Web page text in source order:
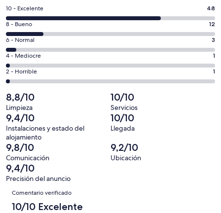
en
una
ventana
nueva
48
comentarios
de
un
total
de
65
con
una
puntuación
de
10
-
Excelente
10 - Excelente 48
12
comentarios
de
un
total
de
65
con
una
puntuación
de
8
-
Bueno
8 - Bueno 12
3
comentarios
de
un
total
de
65
con
una
puntuación
de
6
-
Normal
6 - Normal 3
1
comentarios
de
total
de
65
con
una
puntuación
de
4
-
Mediocre
4 - Mediocre 1
1
comentarios
de
un
total
de
65
con
una
puntuación
de
Horrible
2 - Horrible 1
8,8/10
Limpieza
10/10
Servicios
9,4/10
Instalaciones y estado del
alojamiento
10/10
Llegada
9,8/10
Comunicación
9,2/10
Ubicación
9,4/10
Precisión del anuncio
Comentarios
Comentario verificado
10/10 Excelente